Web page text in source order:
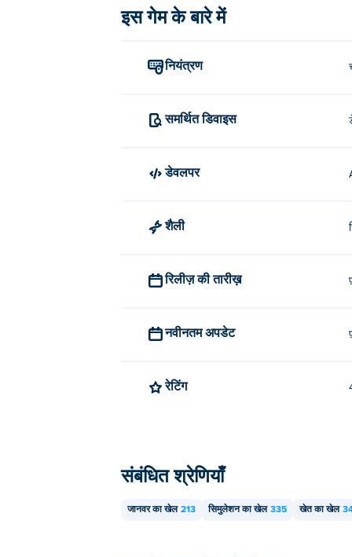
आगे बढ़ने के लिए WASD, तीर कुंजी या जॉयस्टिक
मैं मुफ्त में बनी फार्म कैसे खेल सकता हूं?
क्या मैं मोबाइल डिवाइस और डेस्कटॉप पर
बनी फार्म को आपके कंप्यूटर और मोबाइल
इस गेम के बारे में
नियंत्रण
समर्थित डिवाइस
डेवलपर
शैली
रिलीज़ की तारीख़
नवीनतम अपडेट
रेटिंग
संबंधित श्रेणियाँ
जानवर का खेल 213 सिमुलेशन का खेल 335 खेत का खेल